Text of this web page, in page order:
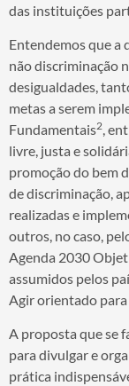
das instituições
Entendemos que a
não discriminação
desigualdades,
metas a serem
Fundamentais2,
livre, justa e
promoção do bem
de discriminação,
realizadas e
outros, no caso,
Agenda 2030
assumidos pelos
Agir orientado
A proposta que se
para divulgar e
prática